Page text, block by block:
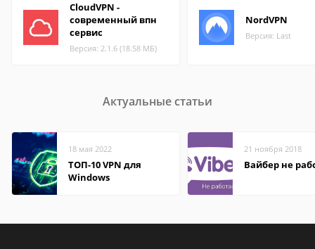
CloudVPN -
современный впн
сервис
Версия: 2.1.6 (18.58 МБ)
NordVPN
Версия: Last
Актуальные статьи
18 мая 2022
ТОП-10 VPN для
Windows
21 ноября 2018
Вайбер не